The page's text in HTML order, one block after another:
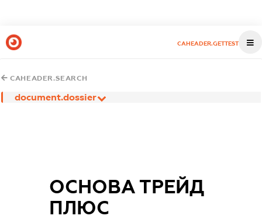
CAHEADER.GETTEST
CAHEADER.SEARCH
document.dossier
ОСНОВА ТРЕЙД
ПЛЮС